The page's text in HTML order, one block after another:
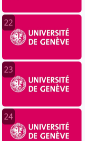
22
23
24